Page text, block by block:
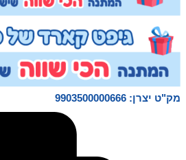
מק"ט יצרן: 9903500000666